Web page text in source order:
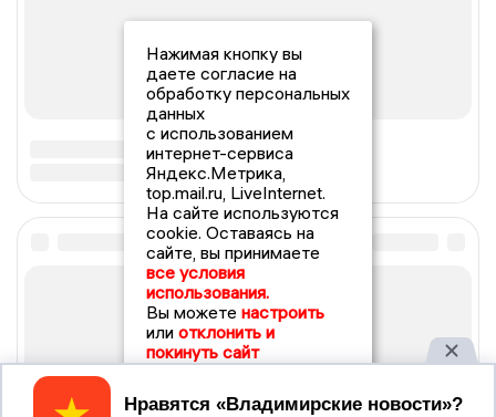
Нажимая кнопку вы
даете согласие на
обработку персональных
данных
с использованием
интернет-сервиса
Яндекс.Метрика,
top.mail.ru, LiveInternet.
На сайте используются
cookie. Оставаясь на
сайте, вы принимаете
все условия
использования.
Вы можете настроить
или отклонить и
покинуть сайт
Принять